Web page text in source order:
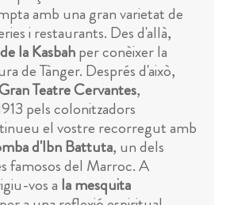
amb una gran varietat de
i restaurants. Des d'allà,
la Kasbahper conèixer la
de Tànger. Després d'això,
Teatre Cervantes,
pels colonitzadors
el vostre recorregut amb
d'Ibn Battuta, un dels
famosos del Marroc. A
vos a la mesquita